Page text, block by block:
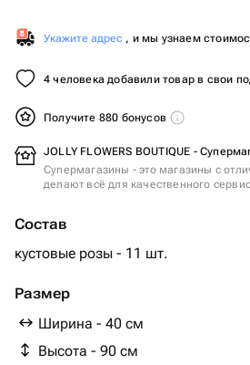
Укажите адрес , и мы узнаем
4 человека добавили товар в свои
Получите 880 бонусов
JOLLY FLOWERS BOUTIQUE -
Супермагазины - это магазины с
делают всё для качественного
Состав
кустовые розы - 11 шт.
Размер
Ширина - 40 см
Высота - 90 см